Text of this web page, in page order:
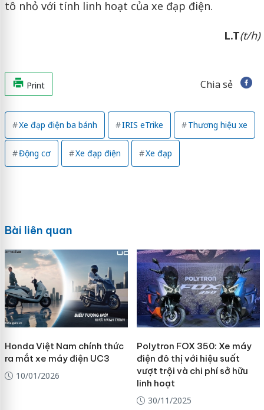
tô nhỏ với tính linh hoạt của xe đạp điện.
L.T(t/h)
Print Chia sẻ
Xe đạp điện ba bánh IRIS eTrike Thương hiệu xe
Động cơ Xe đạp điện Xe đạp
Bài liên quan
Honda Việt Nam chính thức
ra mắt xe máy điện UC3
10/01/2026
Polytron FOX 350: Xe máy
điện đô thị với hiệu suất
vượt trội và chi phí sở hữu
linh hoạt
30/11/2025